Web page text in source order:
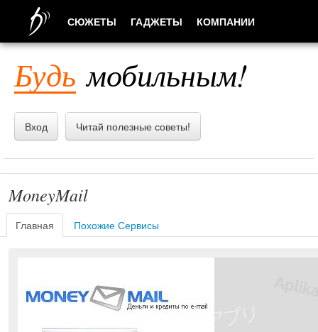
Будь мобильным!
Вход Читай полезные советы!
MoneyMail
Главная Похожие Сервисы
СЮЖЕТЫ ГАДЖЕТЫ КОМПАНИИ
ПРИЛОЖЕНИЯ